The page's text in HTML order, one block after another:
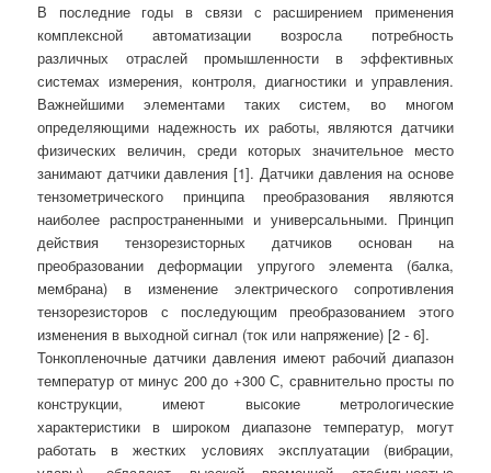
В последние годы в связи с расширением применения
комплексной автоматизации возросла потребность
различных отраслей промышленности в эффективных
системах измерения, контроля, диагностики и управления.
Важнейшими элементами таких систем, во многом
определяющими надежность их работы, являются датчики
физических величин, среди которых значительное место
занимают датчики давления [1]. Датчики давления на основе
тензометрического принципа преобразования являются
наиболее распространенными и универсальными. Принцип
действия тензорезисторных датчиков основан на
преобразовании деформации упругого элемента (балка,
мембрана) в изменение электрического сопротивления
тензорезисторов с последующим преобразованием этого
изменения в выходной сигнал (ток или напряжение) [2 - 6].
Тонкопленочные датчики давления имеют рабочий диапазон
температур от минус 200 до +300 С, сравнительно просты по
конструкции, имеют высокие метрологические
характеристики в широком диапазоне температур, могут
работать в жестких условиях эксплуатации (вибрации,